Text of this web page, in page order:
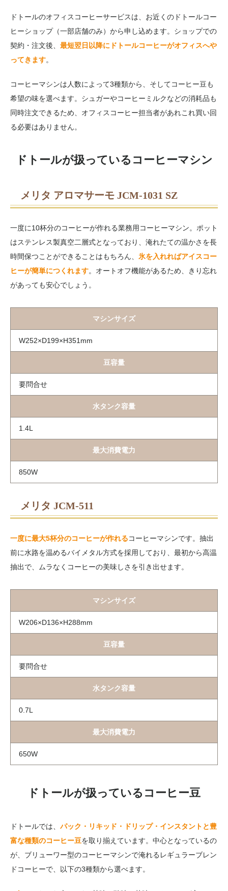
ドトールのオフィスコーヒーサービスは、お近くのドトールコー
ヒーショップ（一部店舗のみ）から申し込めます。ショップでの
契約・注文後、 最短翌日以降にドトールコーヒーがオフィスへや
ってきます。
コーヒーマシンは人数によって3種類から、そしてコーヒー豆も
希望の味を選べます。シュガーやコーヒーミルクなどの消耗品も
同時注文できるため、オフィスコーヒー担当者があれこれ買い回
る必要はありません。
ドトールが扱っているコーヒーマシン
メリタ アロマサーモ JCM-1031 SZ
一度に10杯分のコーヒーが作れる業務用コーヒーマシン。ポット
はステンレス製真空二層式となっており、淹れたての温かさを長
時間保つことができることはもちろん、 氷を入れればアイスコー
ヒーが簡単につくれます。オートオフ機能があるため、きり忘れ
があっても安心でしょう。
マシンサイズ
W252×D199×H351mm
豆容量
要問合せ
水タンク容量
1.4L
最大消費電力
850W
メリタ JCM-511
一度に最大5杯分のコーヒーが作れるコーヒーマシンです。抽出
前に水路を温めるバイメタル方式を採用しており、最初から高温
抽出で、ムラなくコーヒーの美味しさを引き出せます。
マシンサイズ
W206×D136×H288mm
豆容量
要問合せ
水タンク容量
0.7L
最大消費電力
650W
ドトールが扱っているコーヒー豆
ドトールでは、 パック・リキッド・ドリップ・インスタントと豊
富な種類のコーヒー豆を取り揃えています。中心となっているの
が、ブリューワー型のコーヒーマシンで淹れるレギュラーブレン
ドコーヒーで、以下の3種類から選べます。